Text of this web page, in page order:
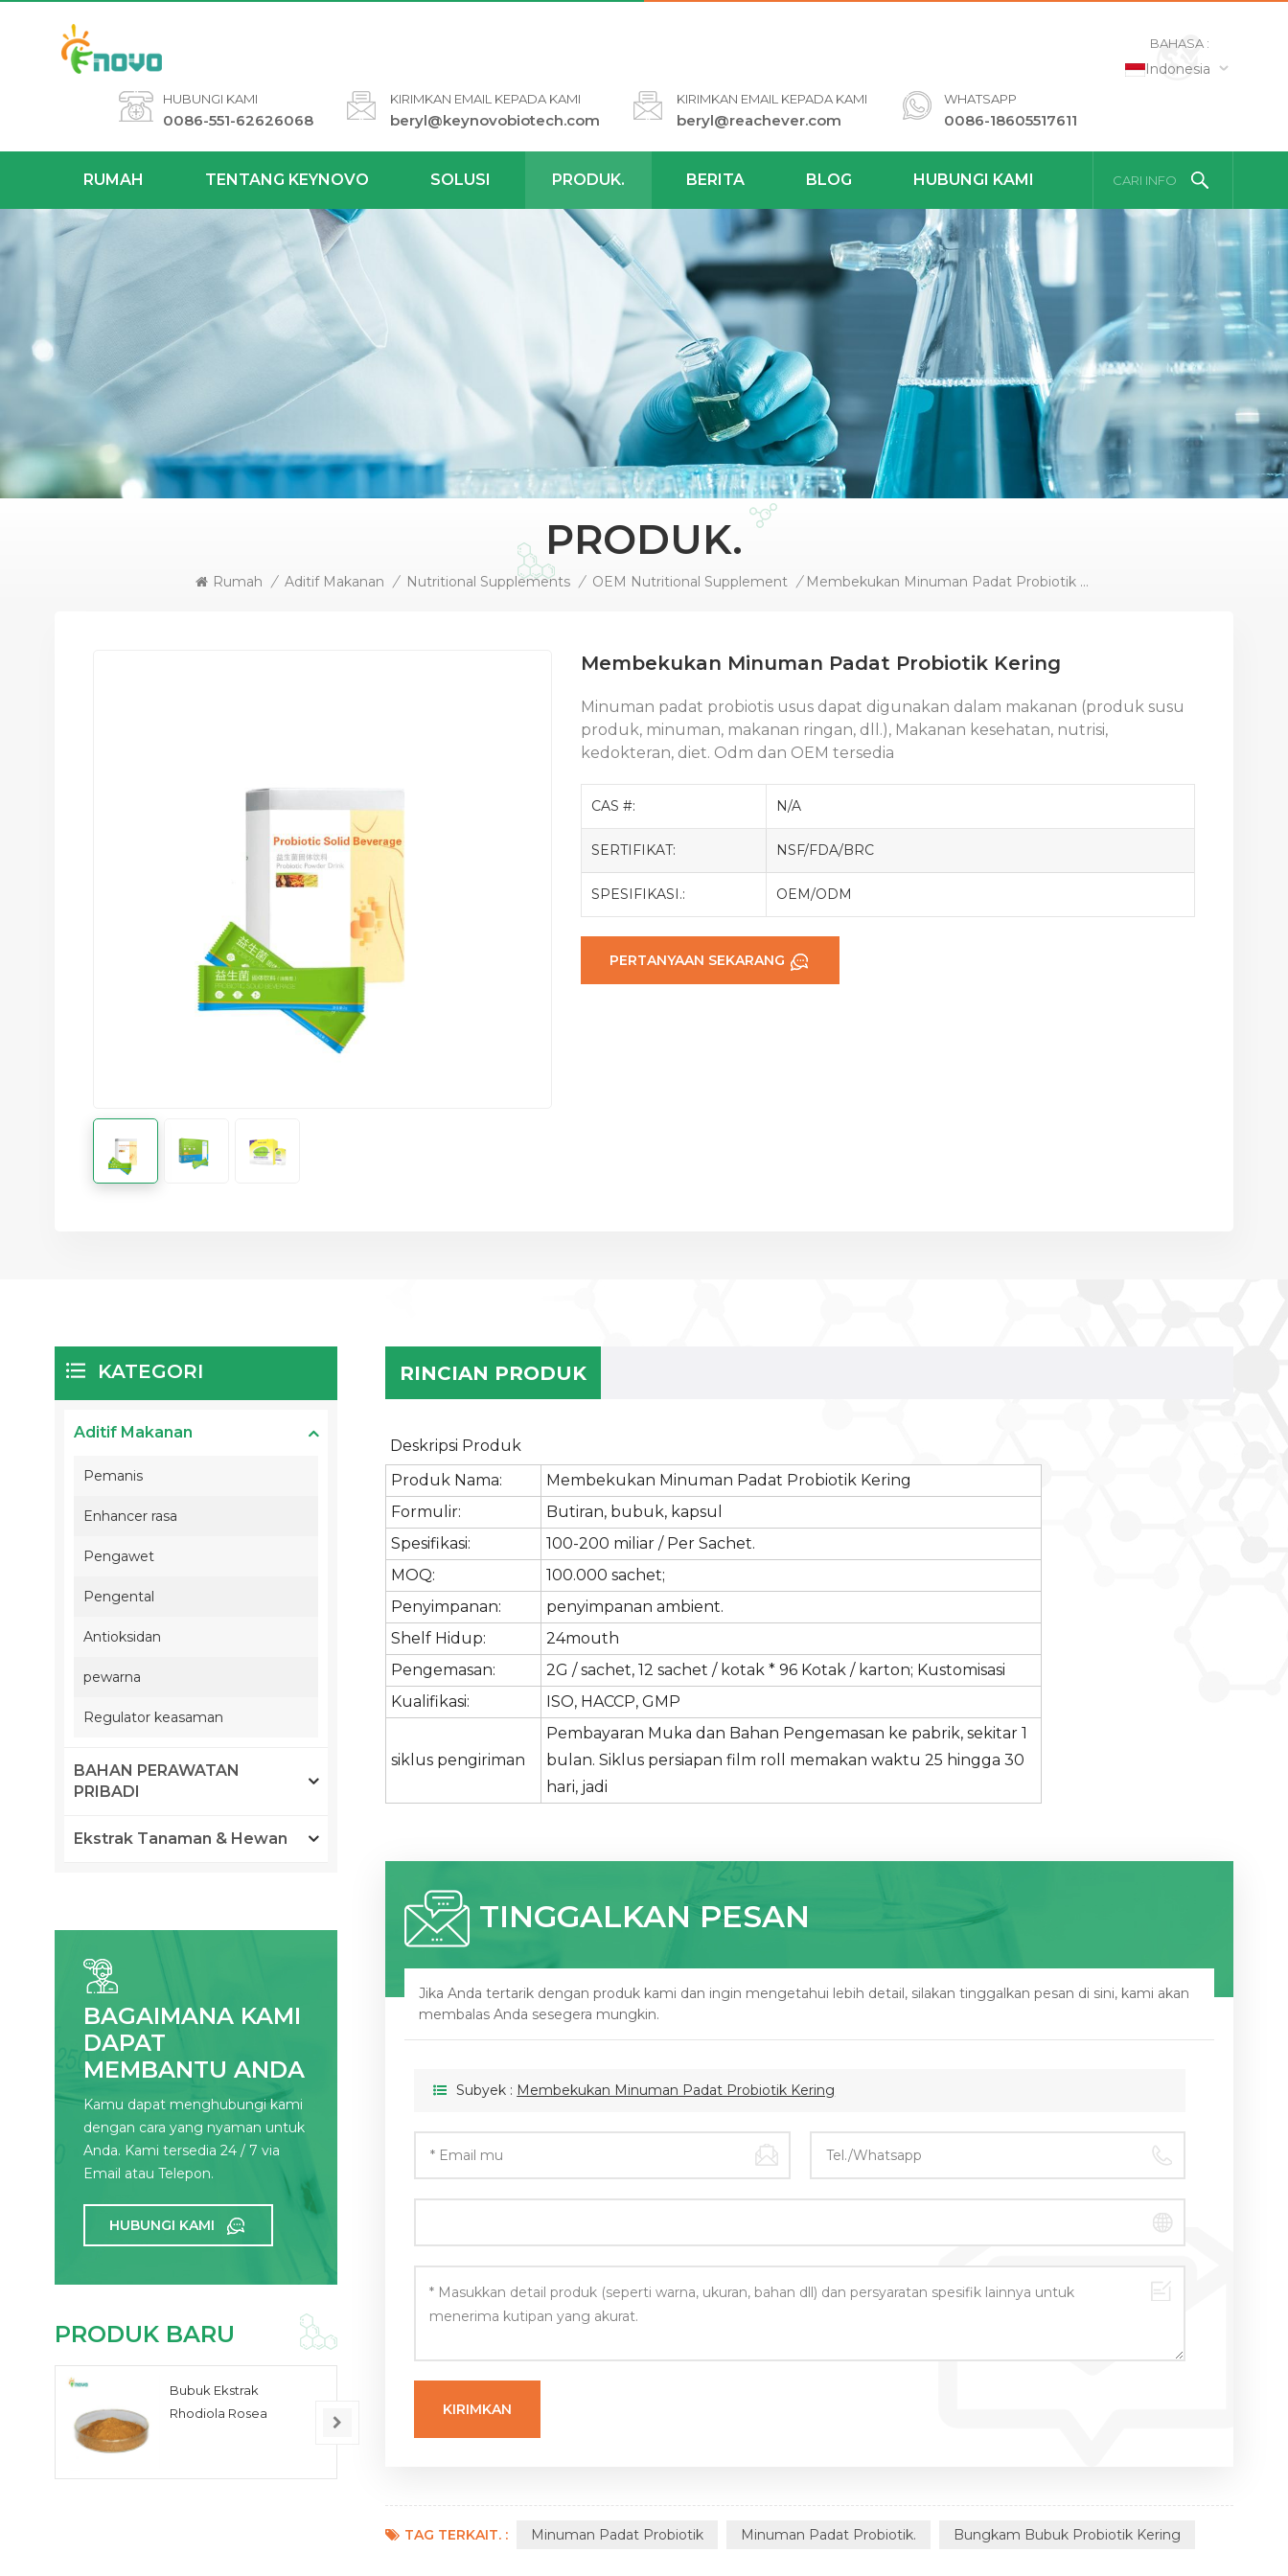
BAHASA :
Indonesia
HUBUNGI KAMI
0086-551-62626068
KIRIMKAN EMAIL KEPADA KAMI
beryl@keynovobiotech.com
KIRIMKAN EMAIL KEPADA KAMI
beryl@reachever.com
WHATSAPP
0086-18605517611
RUMAH TENTANG KEYNOVO SOLUSI PRODUK. BERITA BLOG HUBUNGI KAMI CARI INFO
PRODUK.
Rumah / Aditif Makanan / Nutritional Supplements / OEM Nutritional Supplement / Membekukan Minuman Padat Probiotik Kering
Membekukan Minuman Padat Probiotik Kering
Minuman padat probiotis usus dapat digunakan dalam makanan (produk susu
produk, minuman, makanan ringan, dll.), Makanan kesehatan, nutrisi,
kedokteran, diet. Odm dan OEM tersedia
CAS #: N/A
SERTIFIKAT: NSF/FDA/BRC
SPESIFIKASI.: OEM/ODM
PERTANYAAN SEKARANG
RINCIAN PRODUK
Deskripsi Produk
Produk Nama:
Membekukan Minuman Padat Probiotik Kering
Formulir:
Butiran, bubuk, kapsul
Spesifikasi:
100-200 miliar / Per Sachet.
MOQ:
100.000 sachet;
Penyimpanan:
penyimpanan ambient.
Shelf Hidup:
24mouth
Pengemasan:
2G / sachet, 12 sachet / kotak * 96 Kotak / karton; Kustomisasi
Kualifikasi:
ISO, HACCP, GMP
siklus pengiriman
Pembayaran Muka dan Bahan Pengemasan ke pabrik, sekitar 1
bulan. Siklus persiapan film roll memakan waktu 25 hingga 30
hari, jadi
TINGGALKAN PESAN
Jika Anda tertarik dengan produk kami dan ingin mengetahui lebih detail, silakan tinggalkan pesan di sini, kami akan
membalas Anda sesegera mungkin.
Subyek : Membekukan Minuman Padat Probiotik Kering
TAG TERKAIT. : Minuman Padat Probiotik Minuman Padat Probiotik. Bungkam Bubuk Probiotik Kering
KATEGORI
Aditif Makanan
Pemanis
Enhancer rasa
Pengawet
Pengental
Antioksidan
pewarna
Regulator keasaman
BAHAN PERAWATAN
PRIBADI
Ekstrak Tanaman & Hewan
BAGAIMANA KAMI
DAPAT
MEMBANTU ANDA
Kamu dapat menghubungi kami
dengan cara yang nyaman untuk
Anda. Kami tersedia 24 / 7 via
Email atau Telepon.
HUBUNGI KAMI
PRODUK BARU
Bubuk Ekstrak
Rhodiola Rosea